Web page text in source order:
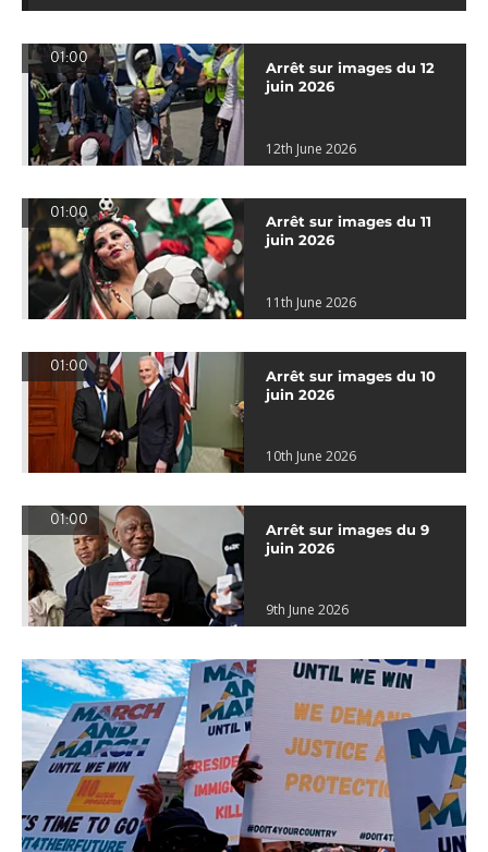
01:00
Arrêt sur images du 12
juin 2026
12th June 2026
01:00
Arrêt sur images du 11
juin 2026
11th June 2026
01:00
Arrêt sur images du 10
juin 2026
10th June 2026
01:00
Arrêt sur images du 9
juin 2026
9th June 2026